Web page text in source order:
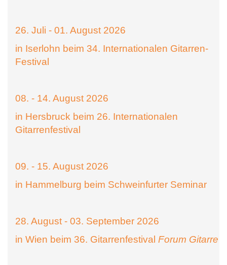
26. Juli - 01. August 2026
in Iserlohn beim 34. Internationalen Gitarren-
Festival
08. - 14. August 2026
in Hersbruck beim 26. Internationalen
Gitarrenfestival
09. - 15. August 2026
in Hammelburg beim Schweinfurter Seminar
28. August - 03. September 2026
in Wien beim 36. Gitarrenfestival Forum Gitarre